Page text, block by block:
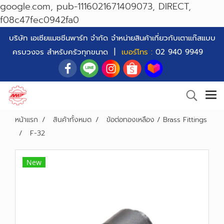
google.com, pub-1116021671409073, DIRECT,
f08c47fec0942fa0
บริษัท เอเซียแมชชีนพาร์ท จำกัด จำหน่ายสินค้าเกี่ยวกับเตาแก๊สแบบ
ครบวงจร สำหรับครัวทุกขนาด | เบอร์โทร : 02 940 9949
หน้าแรก สินค้าทั้งหมด
ข้อต่อทองเหลือง / Brass Fittings
F-32
New